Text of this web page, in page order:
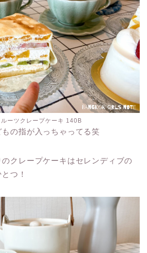
ルーツクレープケーキ 140B
の指が入っちゃってる笑
クレープケーキはセレンディブの
つ！